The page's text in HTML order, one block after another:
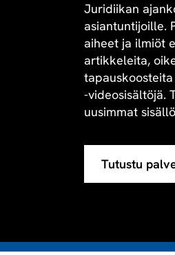
Juridiikan
asiantuntijoille.
aiheet ja ilmiöt
artikkeleita,
-videosisältöjä.
uusimmat
Tutustu